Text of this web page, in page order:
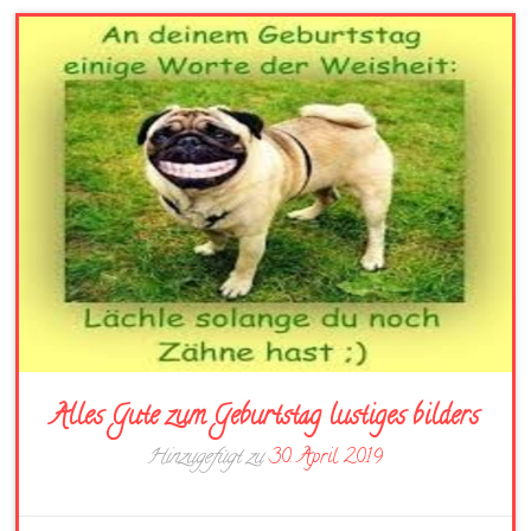
Alles Gute zum Geburtstag lustiges bilders
Hinzugefügt zu30. April 2019